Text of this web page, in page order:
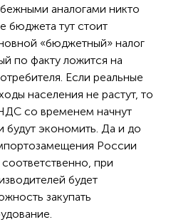
аналогами никто
бюджета тут стоит
«бюджетный» налог
по факту ложится на
Если реальные
населения не растут, то
со временем начнут
будут экономить. Да и до
России
при
будет
закупать